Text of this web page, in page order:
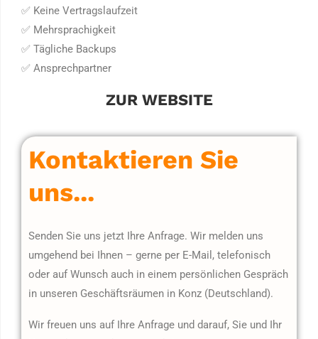
✅ Keine Vertragslaufzeit
✅ Mehrsprachigkeit
✅ Tägliche Backups
✅ Ansprechpartner
ZUR WEBSITE
Kontaktieren Sie
uns...
Senden Sie uns jetzt Ihre Anfrage. Wir melden uns
umgehend bei Ihnen – gerne per E-Mail, telefonisch
oder auf Wunsch auch in einem persönlichen Gespräch
in unseren Geschäftsräumen in Konz (Deutschland).
Wir freuen uns auf Ihre Anfrage und darauf, Sie und Ihr